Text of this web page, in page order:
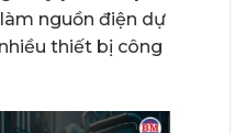
nguồn điện dự
thiết bị công